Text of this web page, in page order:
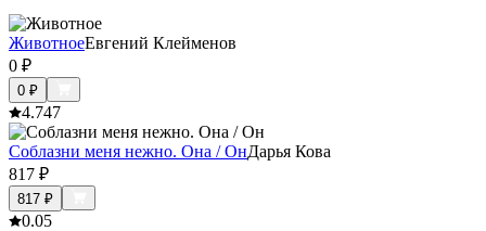
ЖивотноеЕвгений Клейменов
0 ₽
0 ₽
4.747
Соблазни меня нежно. Она / ОнДарья Кова
817 ₽
817 ₽
0.05